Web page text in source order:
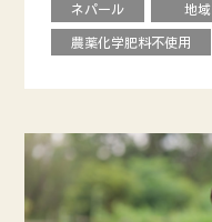
ネパール 地域
農薬化学肥料不使用